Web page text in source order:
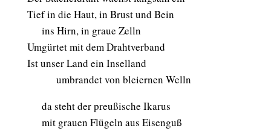
Tief in die Haut, in Brust und Bein
ins Hirn, in graue Zelln
Umgürtet mit dem Drahtverband
Ist unser Land ein Inselland
umbrandet von bleiernen Welln
da steht der preußische Ikarus
mit grauen Flügeln aus Eisenguß